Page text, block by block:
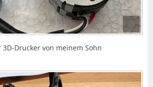
Drucker von meinem Sohn